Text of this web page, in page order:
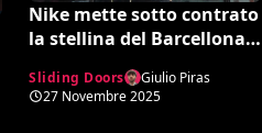
Nike mette sotto contrato
la stellina del Barcellona.
Sliding Doors
Giulio Piras
27 Novembre 2025